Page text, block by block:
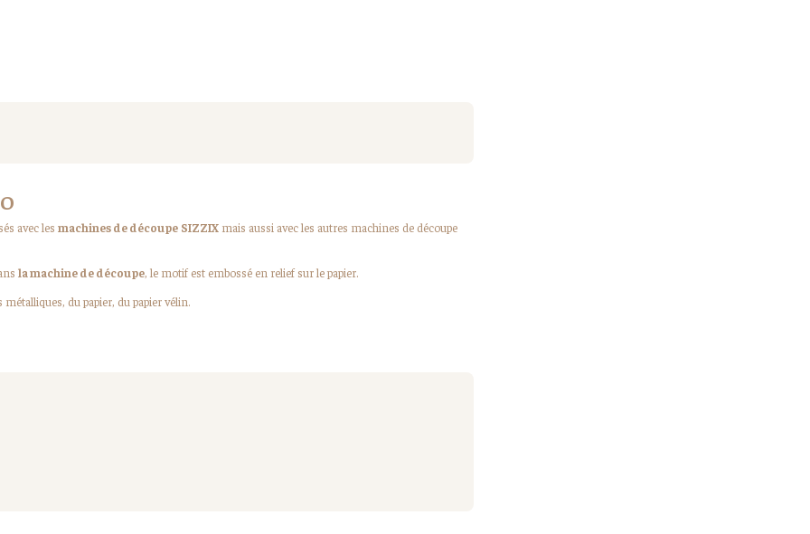
avec les machines de découpe SIZZIX mais aussi avec les autres machines de découpe
la machine de découpe, le motif est embossé en relief sur le papier.
du papier, du papier vélin.